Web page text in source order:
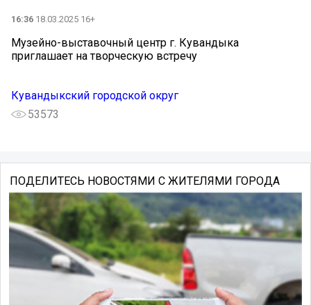
16:36 18.03.2025 16+
Музейно-выставочный центр г. Кувандыка
приглашает на творческую встречу
Кувандыкский городской округ
53573
ПОДЕЛИТЕСЬ НОВОСТЯМИ С ЖИТЕЛЯМИ ГОРОДА